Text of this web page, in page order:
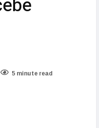
5 minute read